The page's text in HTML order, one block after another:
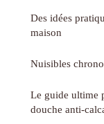
Des idées
maison
Nuisibles
Le guide ultime
douche anti-